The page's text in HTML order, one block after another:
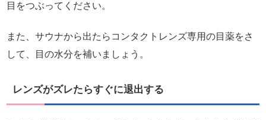
目をつぶってください。
また、サウナから出たらコンタクトレンズ専用の目薬をさ
して、目の水分を補いましょう。
レンズがズレたらすぐに退出する